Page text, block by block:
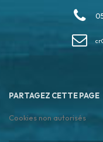
PARTAGEZ CETTE PAGE
Cookies non autorisés